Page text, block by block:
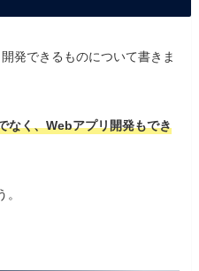
発できるものについて書きま
なく、Webアプリ開発もでき